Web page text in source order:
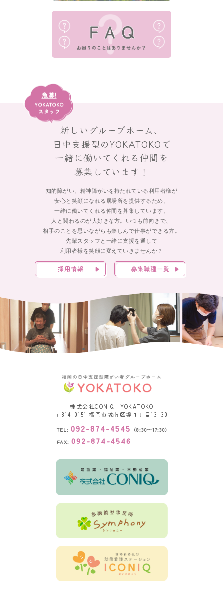
急募!
YOKATOKO
スタッフ
新しいグループホーム、
日中支援型のYOKATOKOで
一緒に働いてくれる仲間を
募集しています！
知的障がい、精神障がいを持たれている利用者様が
安心と笑顔になれる居場所を提供するため、
一緒に働いてくれる仲間を募集しています。
人と関わるのが大好きな方。いつも前向きで、
相手のことを思いながらも楽しんで仕事ができる方。
先輩スタッフと一緒に支援を通して
利用者様を笑顔に変えていきませんか？
採用情報 募集職種一覧
株式会社CONIQ YOKATOKO
〒814-0151福岡市城南区堤１丁目13-30
TEL: 092-874-4545 （8:30〜17:30）
FAX: 092-874-4546